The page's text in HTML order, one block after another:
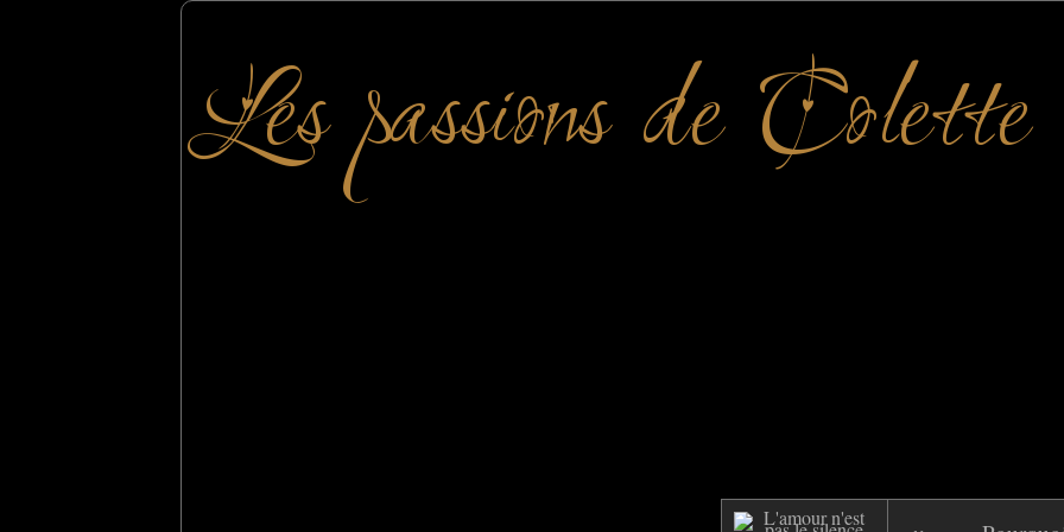
Les passions de Colette